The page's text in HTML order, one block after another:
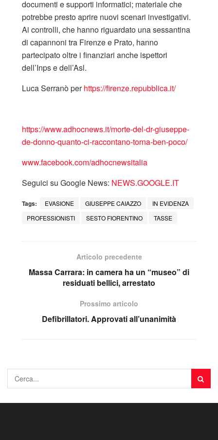
documenti e supporti informatici; materiale che
potrebbe presto aprire nuovi scenari investigativi.
Ai controlli, che hanno riguardato una sessantina
di capannoni tra Firenze e Prato, hanno
partecipato oltre i finanziari anche ispettori
dell’Inps e dell’Asl.
Luca Serranò perhttps://firenze.repubblica.it/
https://www.adhocnews.it/morte-del-dr-giuseppe-
de-donno-quanto-ci-raccontano-torna-ben-poco/
www.facebook.com/adhocnewsitalia
Seguici su Google News: NEWS.GOOGLE.IT
Tags: EVASIONE GIUSEPPE CAIAZZO
IN EVIDENZA
PROFESSIONISTI
SESTO FIORENTINO TASSE
Articolo precedente
Massa Carrara: in camera ha un “museo” di
residuati bellici, arrestato
Prossimo articolo
Defibrillatori. Approvati all’unanimità